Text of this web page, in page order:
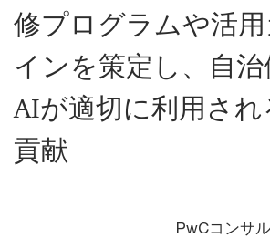
修プログラムや活
インを策定し、自
AIが適切に利用され
貢献
PwCコンサ